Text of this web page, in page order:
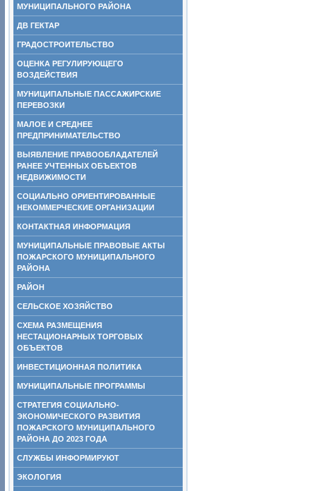
МУНИЦИПАЛЬНОГО РАЙОНА
ДВ ГЕКТАР
ГРАДОСТРОИТЕЛЬСТВО
ОЦЕНКА РЕГУЛИРУЮЩЕГО
ВОЗДЕЙСТВИЯ
МУНИЦИПАЛЬНЫЕ ПАССАЖИРСКИЕ
ПЕРЕВОЗКИ
МАЛОЕ И СРЕДНЕЕ
ПРЕДПРИНИМАТЕЛЬСТВО
ВЫЯВЛЕНИЕ ПРАВООБЛАДАТЕЛЕЙ
РАНЕЕ УЧТЕННЫХ ОБЪЕКТОВ
НЕДВИЖИМОСТИ
СОЦИАЛЬНО ОРИЕНТИРОВАННЫЕ
НЕКОММЕРЧЕСКИЕ ОРГАНИЗАЦИИ
КОНТАКТНАЯ ИНФОРМАЦИЯ
МУНИЦИПАЛЬНЫЕ ПРАВОВЫЕ АКТЫ
ПОЖАРСКОГО МУНИЦИПАЛЬНОГО
РАЙОНА
РАЙОН
СЕЛЬСКОЕ ХОЗЯЙСТВО
СХЕМА РАЗМЕЩЕНИЯ
НЕСТАЦИОНАРНЫХ ТОРГОВЫХ
ОБЪЕКТОВ
ИНВЕСТИЦИОННАЯ ПОЛИТИКА
МУНИЦИПАЛЬНЫЕ ПРОГРАММЫ
СТРАТЕГИЯ СОЦИАЛЬНО-
ЭКОНОМИЧЕСКОГО РАЗВИТИЯ
ПОЖАРСКОГО МУНИЦИПАЛЬНОГО
РАЙОНА ДО 2023 ГОДА
СЛУЖБЫ ИНФОРМИРУЮТ
ЭКОЛОГИЯ